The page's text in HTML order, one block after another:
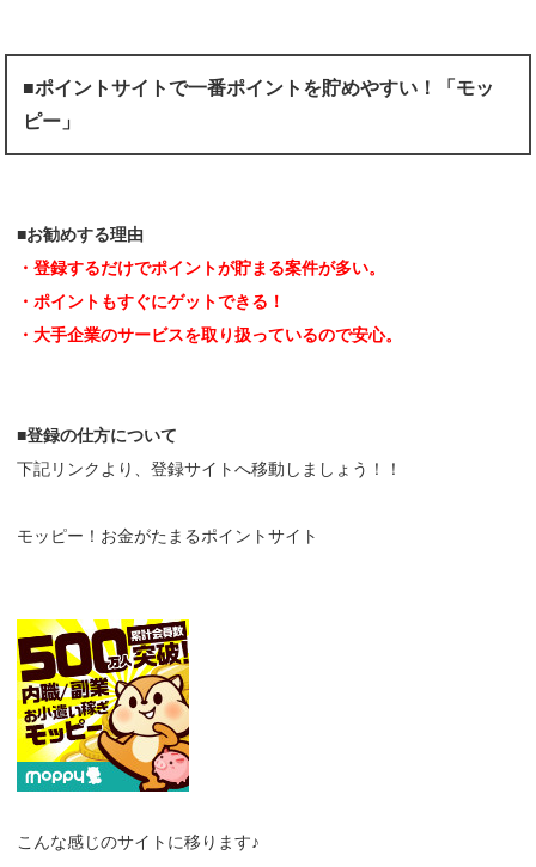
■ポイントサイトで一番ポイントを貯めやすい！「モッ
ピー」
■お勧めする理由
・登録するだけでポイントが貯まる案件が多い。
・ポイントもすぐにゲットできる！
・大手企業のサービスを取り扱っているので安心。
■登録の仕方について
下記リンクより、登録サイトへ移動しましょう！！
モッピー！お金がたまるポイントサイト
こんな感じのサイトに移ります♪